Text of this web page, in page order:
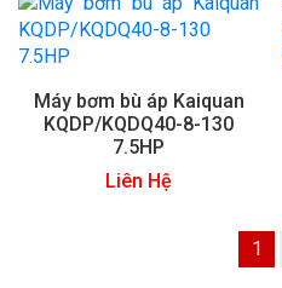
Máy bơm bù áp Kaiquan
KQDP/KQDQ40-8-130
7.5HP
Liên Hệ
1